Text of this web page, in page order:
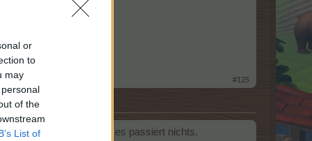
or
to
may
of the
List of
#125
Sie werden blau aber es passiert nichts.